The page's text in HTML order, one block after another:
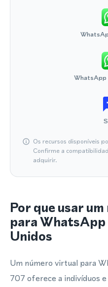
WhatsApp
Os recursos disponíveis
Confirme a
adquirir.
Por que usar
para
Unidos
Um número virtual para
707 oferece a indivíduos